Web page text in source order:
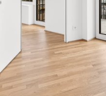
Direkte:r
Anrufen oder Rückruf